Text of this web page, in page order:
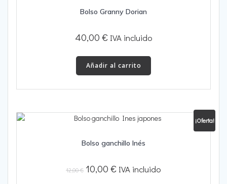
Bolso Granny Dorian
40,00 € IVA incluido
Añadir al carrito
¡Oferta!
Bolso ganchillo Inés
12,00€ El
10,00 €ElIVA incluido